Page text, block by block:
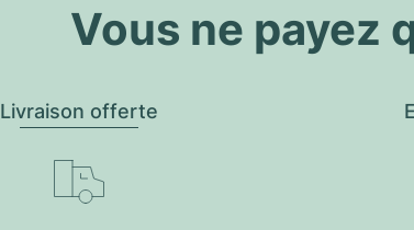
Vous ne payez
Livraison offerte